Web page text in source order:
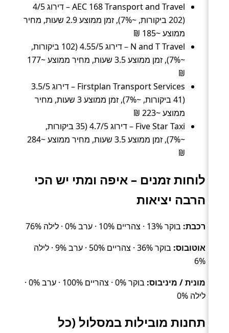
AEC 168 Transport and Travel – דירוג 4/5
(202 ביקורות, ~7%), זמן ממוצע 2.9 שעות, מחיר
ממוצע ~185 ₪
N and T Travel – דירוג 4.55/5 (102 ביקורות,
~7%), זמן ממוצע 3.5 שעות, מחיר ממוצע ~177
₪
Firstplan Transport Services – דירוג 3.5/5
(41 ביקורות, ~7%), זמן ממוצע 3 שעות, מחיר
ממוצע ~223 ₪
Five Star Taxi – דירוג 4.7/5 (35 ביקורות,
~7%), זמן ממוצע 3.5 שעות, מחיר ממוצע ~284
₪
לוחות זמנים – איפה ומתי יש הכי
הרבה יציאות
רכבת: בוקר 13% · צהריים 10% · ערב 0% · לילה 76%
אוטובוס:
בוקר 36% · צהריים 50% · ערב 9% · לילה
6%
מונית / מיניבוס:
בוקר 0% · צהריים 100% · ערב 0% ·
לילה 0%
תחנות מובילות במסלול (כל